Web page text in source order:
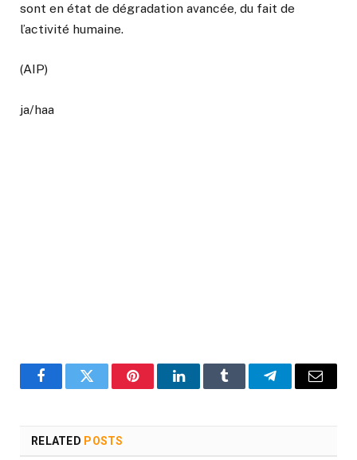
sont en état de dégradation avancée, du fait de
l’activité humaine.
(AIP)
ja/haa
FacebookTwitter PinterestLinkedInTumblr TelegramEmail
RELATED POSTS